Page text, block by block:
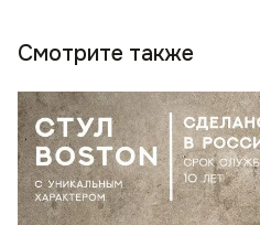
Смотрите также